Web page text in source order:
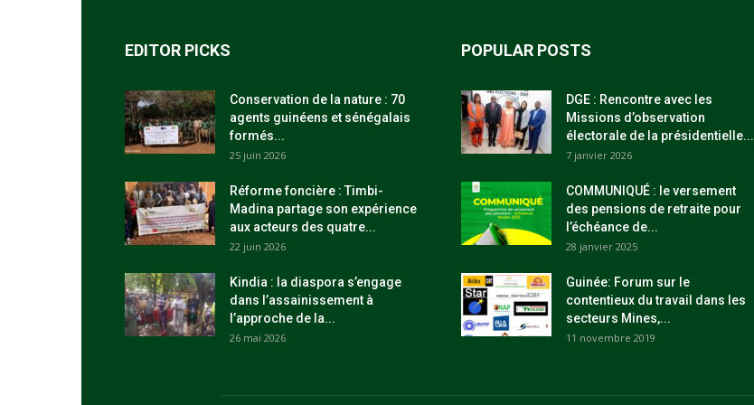
EDITOR PICKS
Conservation de la nature : 70
agents guinéens et sénégalais
formés...
25 juin 2026
Réforme foncière : Timbi-
Madina partage son expérience
aux acteurs des quatre...
22 juin 2026
Kindia : la diaspora s’engage
dans l’assainissement à
l’approche de la...
26 mai 2026
POPULAR POSTS
DGE : Rencontre avec les
Missions d’observation
électorale de la présidentielle...
7 janvier 2026
COMMUNIQUÉ : le versement
des pensions de retraite pour
l’échéance de...
28 janvier 2025
Guinée: Forum sur le
contentieux du travail dans les
secteurs Mines,...
11 novembre 2019